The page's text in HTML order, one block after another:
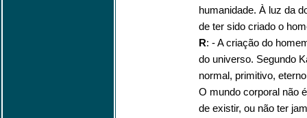
humanidade. À luz da
de ter sido criado o
R: - A criação do
do universo. Segundo
normal, primitivo,
O mundo corporal não
de existir, ou não ter